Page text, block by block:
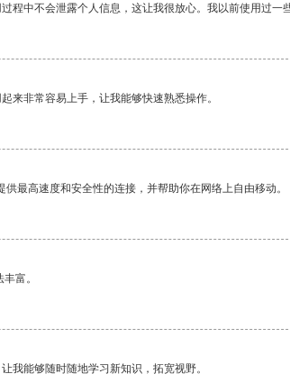
程中不会泄露个人信息，这让我很放心。我以前使用过一
来非常容易上手，让我能够快速熟悉操作。
最高速度和安全性的连接，并帮助你在网络上自由移动。
富。
我能够随时随地学习新知识，拓宽视野。